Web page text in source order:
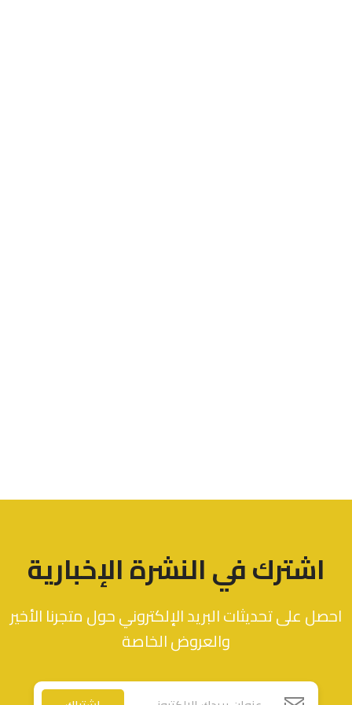
اشترك في النشرة الإخبارية
احصل على تحديثات البريد الإلكتروني حول متجرنا الأخير
والعروض الخاصة